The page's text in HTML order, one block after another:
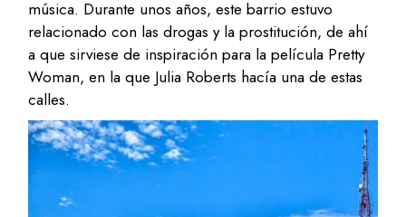
música. Durante unos años, este barrio estuvo
relacionado con las drogas y la prostitución, de ahí
a que sirviese de inspiración para la película Pretty
Woman, en la que Julia Roberts hacía una de estas
calles.